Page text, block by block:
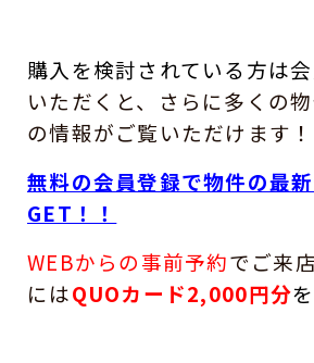
購入を検討されている方は
いただくと、さらに多くの
の情報がご覧いただけます！
無料の会員登録で物件の最
GET！！
WEBからの事前予約でご来
にはQUOカード2,000円分を